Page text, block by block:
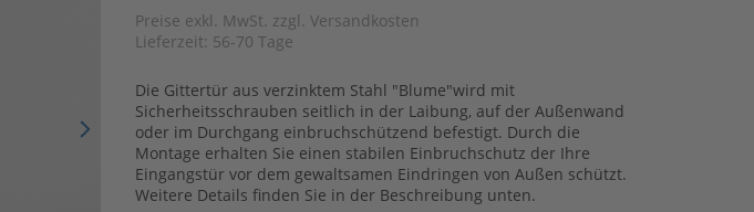
Preise exkl. MwSt. zzgl. Versandkosten
Lieferzeit: 56-70 Tage
Die Gittertür aus verzinktem Stahl "Blume"wird mit
Sicherheitsschrauben seitlich in der Laibung, auf der Außenwand
oder im Durchgang einbruchschützend befestigt. Durch die
Montage erhalten Sie einen stabilen Einbruchschutz der Ihre
Eingangstür vor dem gewaltsamen Eindringen von Außen schützt.
Weitere Details finden Sie in der Beschreibung unten.